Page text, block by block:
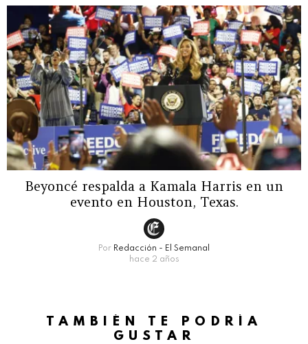
Beyoncé respalda a Kamala Harris en un
evento en Houston, Texas.
Por Redacción - El Semanal
hace 2 años
TAMBIÉN TE PODRÍA
GUSTAR